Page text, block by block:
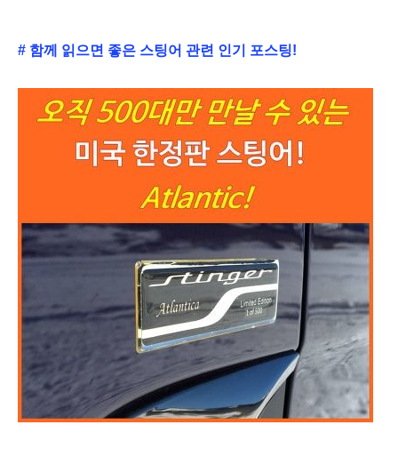
# 함께 읽으면 좋은 스팅어 관련 인기 포스팅!